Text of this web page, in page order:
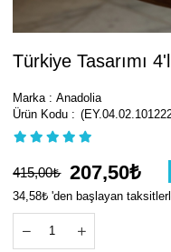
Türkiye Tasarımı
Marka : Anadolia
415,00₺ 207,50₺
34,58₺ 'den başlayan